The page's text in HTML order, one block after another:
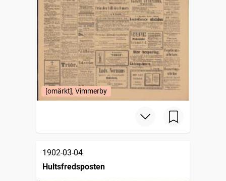
[omärkt], Vimmerby
1902-03-04
Hultsfredsposten